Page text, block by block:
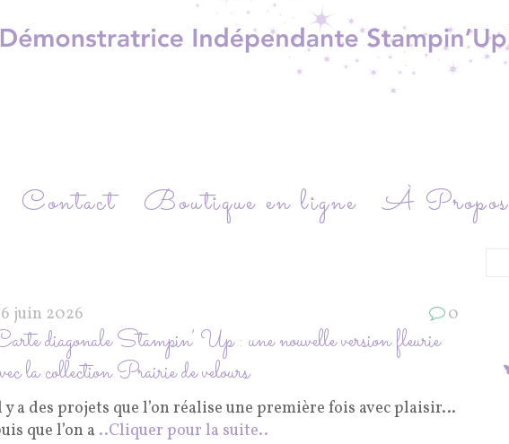
Contact Boutique en ligne
À Propos
juin 2026 0
diagonale Stampin’ Up : une nouvelle version fleurie
la collection Prairie de velours
y a des projets que l’on réalise une première fois avec plaisir…
que l’on a ..Cliquer pour la suite..